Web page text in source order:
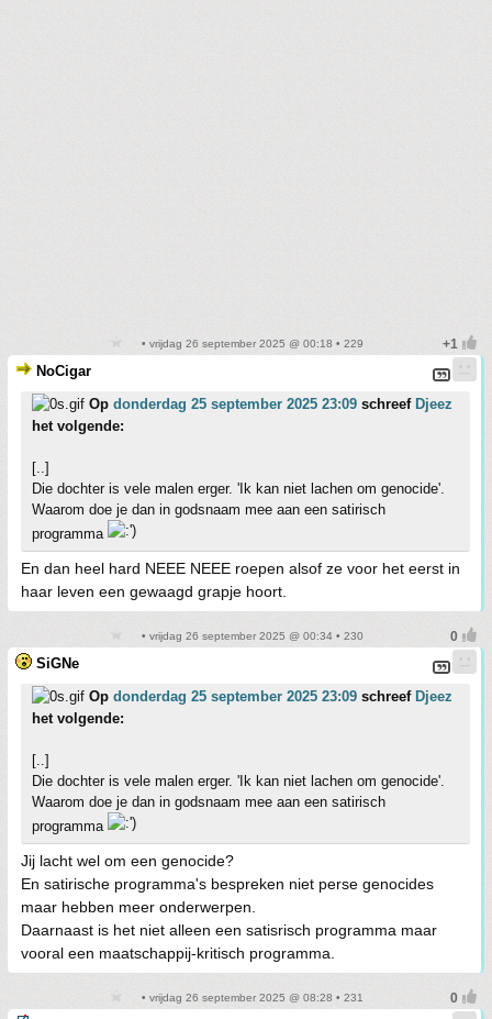
• vrijdag 26 september 2025 @ 00:18 • 229
NoCigar
Op donderdag 25 september 2025 23:09 schreef Djeez
het volgende:
[..]
Die dochter is vele malen erger. 'Ik kan niet lachen om genocide'.
Waarom doe je dan in godsnaam mee aan een satirisch
programma
En dan heel hard NEEE NEEE roepen alsof ze voor het eerst in
haar leven een gewaagd grapje hoort.
• vrijdag 26 september 2025 @ 00:34 • 230
SiGNe
Op donderdag 25 september 2025 23:09 schreef Djeez
het volgende:
[..]
Die dochter is vele malen erger. 'Ik kan niet lachen om genocide'.
Waarom doe je dan in godsnaam mee aan een satirisch
programma
Jij lacht wel om een genocide?
En satirische programma's bespreken niet perse genocides
maar hebben meer onderwerpen.
Daarnaast is het niet alleen een satisrisch programma maar
vooral een maatschappij-kritisch programma.
• vrijdag 26 september 2025 @ 08:28 • 231